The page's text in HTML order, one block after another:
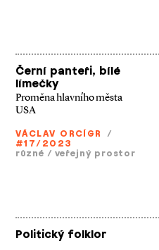
Černí panteři, bílé
límečky
Proměna hlavního města
USA
VÁCLAV ORCÍGR
/
#17/2023
různé / veřejný prostor
Politický folklor